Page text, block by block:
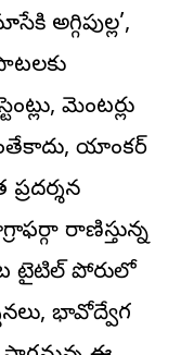
అగ్గిపుల్ల’,
మెంటర్లు
యాంకర్
ప్రదర్శన
రాణిస్తున్న
టైటిల్ పోరులో
భావోద్వేగ